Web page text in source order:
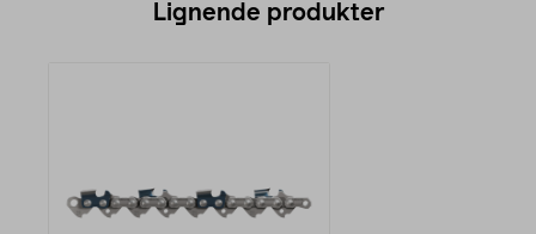
Lignende produkter